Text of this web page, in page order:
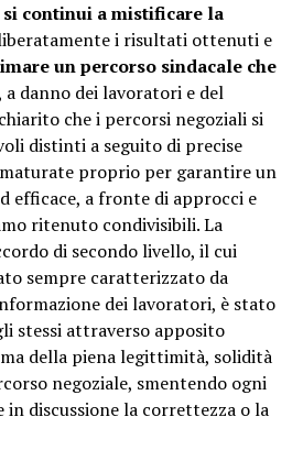
continui a mistificare la
i risultati ottenuti e
un percorso sindacale che
a danno dei lavoratori e del
che i percorsi negoziali si
distinti a seguito di precise
proprio per garantire un
efficace, a fronte di approcci e
ritenuto condivisibili. La
di secondo livello, il cui
sempre caratterizzato da
dei lavoratori, è stato
stessi attraverso apposito
della piena legittimità, solidità
negoziale, smentendo ogni
discussione la correttezza o la